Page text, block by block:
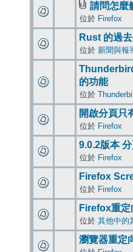
請問怎麼
位於 Firefox
Rust 的過
位於 新聞與報
的功能
位於
開啟分頁只
位於 Firefox
9.0.2版本
位於 Firefox
Firefox
位於 Firefox
Firefox重定
位於 其他中的
瀏覽器重定